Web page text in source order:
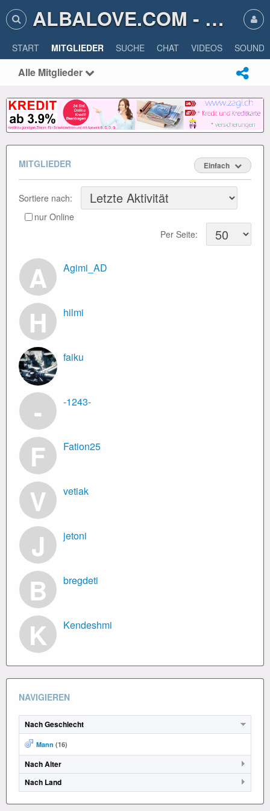
ALBALOVE.COM - ALBA LOVE
START MITGLIEDER SUCHE CHAT VIDEOS SOUNDS
Alle Mitglieder
MITGLIEDER Einfach
Sortiere nach:
nur Online
Per Seite:
A Agimi_AD
H hilmi
faiku
- -1243-
F Fation25
V vetiak
J jetoni
B bregdeti
K Kendeshmi
NAVIGIEREN
Nach Geschlecht
Mann (16)
Nach Alter
Nach Land